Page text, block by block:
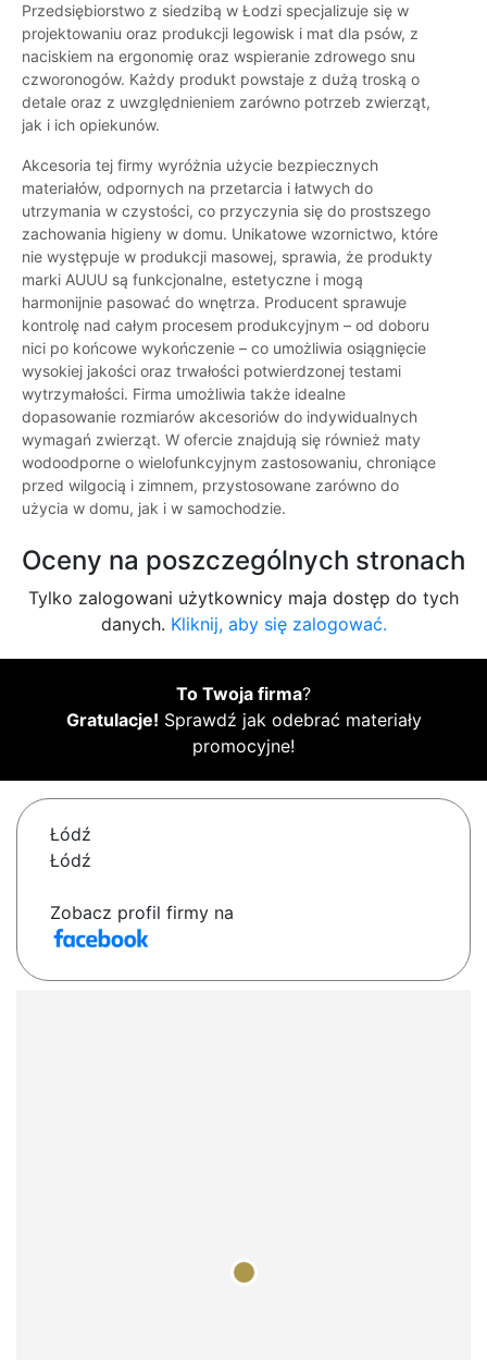
Przedsiębiorstwo z siedzibą w Łodzi specjalizuje się w
projektowaniu oraz produkcji legowisk i mat dla psów, z
naciskiem na ergonomię oraz wspieranie zdrowego snu
czworonogów. Każdy produkt powstaje z dużą troską o
detale oraz z uwzględnieniem zarówno potrzeb zwierząt,
jak i ich opiekunów.
Akcesoria tej firmy wyróżnia użycie bezpiecznych
materiałów, odpornych na przetarcia i łatwych do
utrzymania w czystości, co przyczynia się do prostszego
zachowania higieny w domu. Unikatowe wzornictwo, które
nie występuje w produkcji masowej, sprawia, że produkty
marki AUUU są funkcjonalne, estetyczne i mogą
harmonijnie pasować do wnętrza. Producent sprawuje
kontrolę nad całym procesem produkcyjnym – od doboru
nici po końcowe wykończenie – co umożliwia osiągnięcie
wysokiej jakości oraz trwałości potwierdzonej testami
wytrzymałości. Firma umożliwia także idealne
dopasowanie rozmiarów akcesoriów do indywidualnych
wymagań zwierząt. W ofercie znajdują się również maty
wodoodporne o wielofunkcyjnym zastosowaniu, chroniące
przed wilgocią i zimnem, przystosowane zarówno do
użycia w domu, jak i w samochodzie.
Oceny na poszczególnych stronach
Tylko zalogowani użytkownicy maja dostęp do tych
danych. Kliknij, aby się zalogować.
To Twoja firma?
Gratulacje! Sprawdź jak odebrać materiały
promocyjne!
Łódź
Łódź
Zobacz profil firmy na